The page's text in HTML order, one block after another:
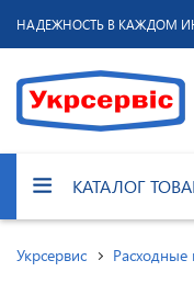
НАДЕЖНОСТЬ В КАЖДОМ
КАТАЛОГ
Укрсервис Расходные